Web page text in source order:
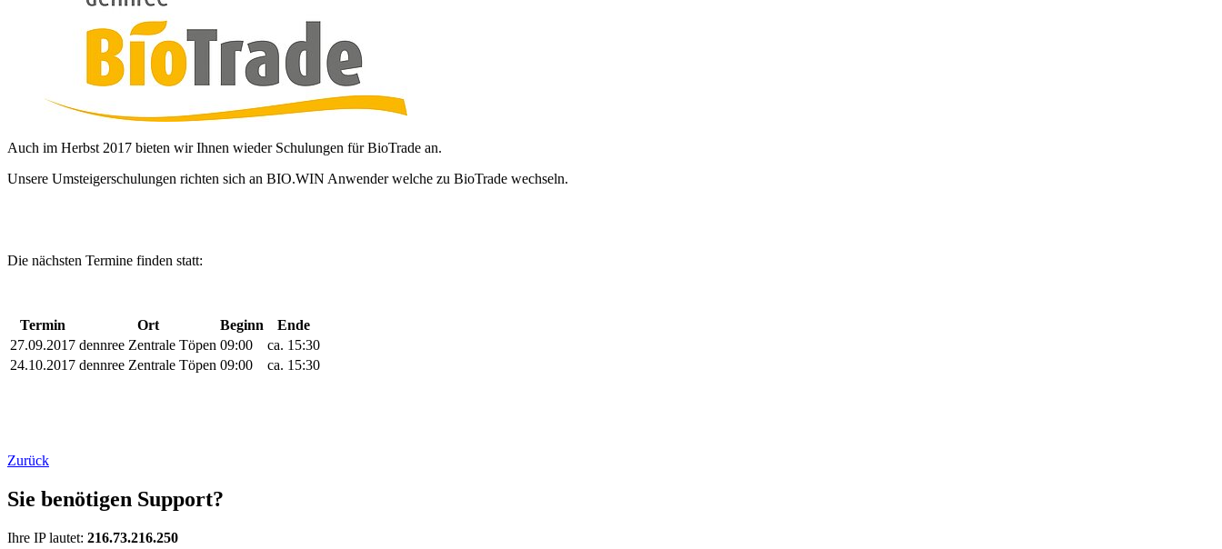
Auch im Herbst 2017 bieten wir Ihnen wieder Schulungen für BioTrade an.
Unsere Umsteigerschulungen richten sich an BIO.WIN Anwender welche zu BioTrade wechseln.
Die nächsten Termine finden statt:
Termin Ort Beginn
Ende
27.09.2017 dennree Zentrale Töpen 09:00
ca. 15:30
24.10.2017 dennree Zentrale Töpen 09:00 ca. 15:30
Zurück
Sie benötigen Support?
Ihre IP lautet: 216.73.216.250